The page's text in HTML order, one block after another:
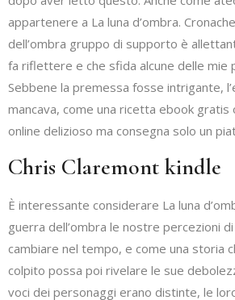
appartenere a La luna d’ombra.
dell’ombra gruppo di supporto è
fa riflettere e che sfida alcune delle mie
Sebbene la premessa fosse intrigante,
mancava, come una ricetta ebook
online delizioso ma consegna solo un
Chris Claremont kindle
È interessante considerare La luna
guerra dell’ombra le nostre percezioni
cambiare nel tempo, e come una storia
colpito possa poi rivelare le sue
voci dei personaggi erano distinte, le